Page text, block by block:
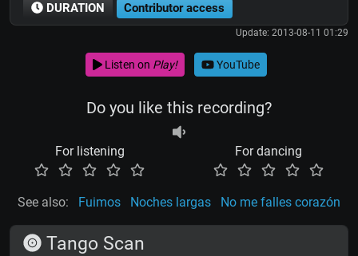
DURATION Contributor access
Update: 2013-08-11 01:29
Listen on Play! YouTube
Do you like this recording?
For listening For dancing
See also: Fuimos Noches largas No me falles corazón
Tango Scan